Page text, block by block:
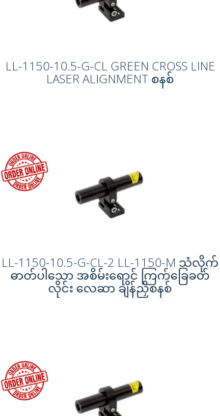
LL-1150-10.5-G-CL GREEN CROSS LINE
LASER ALIGNMENT စနစ်
LL-1150-10.5-G-CL-2 LL-1150-M သံလိုက်
ဓာတ်ပါသော အစိမ်းရောင် ကြက်ခြေခတ်
လိုင်း လေဆာ ချိန်ညှိစနစ်